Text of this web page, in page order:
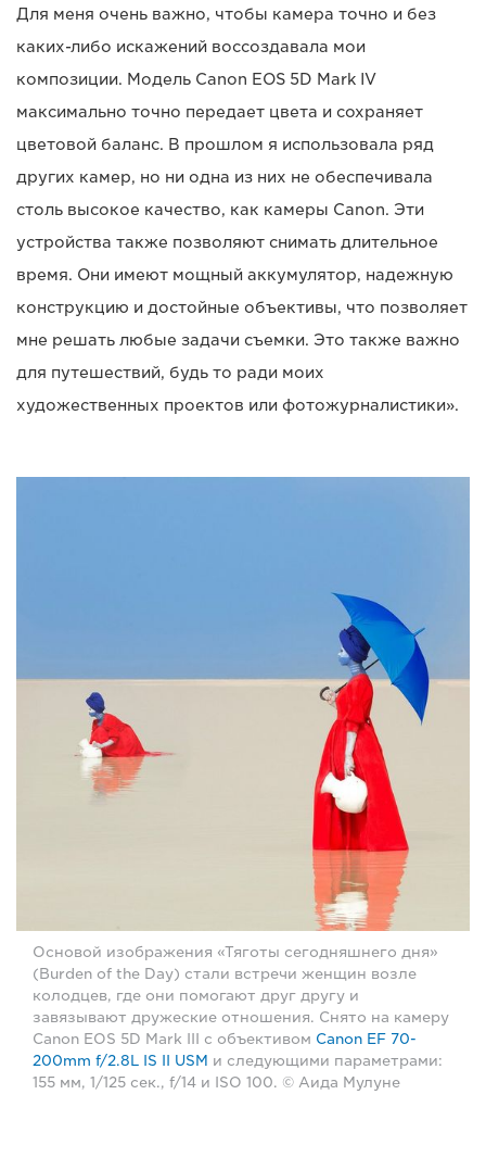
Для меня очень важно, чтобы камера точно и без
каких-либо искажений воссоздавала мои
композиции. Модель Canon EOS 5D Mark IV
максимально точно передает цвета и сохраняет
цветовой баланс. В прошлом я использовала ряд
других камер, но ни одна из них не обеспечивала
столь высокое качество, как камеры Canon. Эти
устройства также позволяют снимать длительное
время. Они имеют мощный аккумулятор, надежную
конструкцию и достойные объективы, что позволяет
мне решать любые задачи съемки. Это также важно
для путешествий, будь то ради моих
художественных проектов или фотожурналистики».
Основой изображения «Тяготы сегодняшнего дня»
(Burden of the Day) стали встречи женщин возле
колодцев, где они помогают друг другу и
завязывают дружеские отношения. Снято на камеру
Canon EOS 5D Mark III с объективом Canon EF 70-
200mm f/2.8L IS II USM и следующими параметрами:
155 мм, 1/125 сек., f/14 и ISO 100. © Аида Мулуне